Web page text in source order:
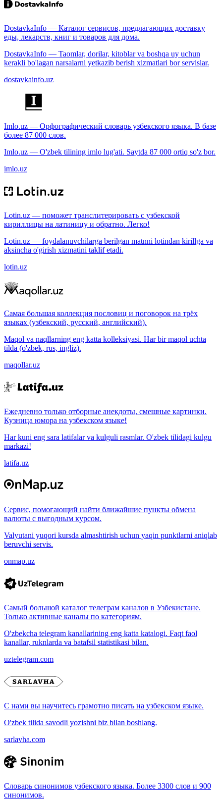
DostavkaInfo — Каталог сервисов, предлагающих доставку
еды, лекарств, книг и товаров для дома.
DostavkaInfo — Taomlar, dorilar, kitoblar va boshqa uy uchun
kerakli bo'lagan narsalarni yetkazib berish xizmatlari bor servislar.
dostavkainfo.uz
Imlo.uz — Орфографический словарь узбекского языка. В базе
более 87 000 слов.
Imlo.uz — O'zbek tilining imlo lug'ati. Saytda 87 000 ortiq so'z bor.
imlo.uz
Lotin.uz — поможет транслитерировать с узбекской
кириллицы на латиницу и обратно. Легко!
Lotin.uz — foydalanuvchilarga berilgan matnni lotindan kirillga va
aksincha o'girish xizmatini taklif etadi.
lotin.uz
Самая большая коллекция пословиц и поговорок на трёх
языках (узбекский, русский, английский).
Maqol va naqllarning eng katta kolleksiyasi. Har bir maqol uchta
tilda (o'zbek, rus, ingliz).
maqollar.uz
Ежедневно только отборные анекдоты, смешные картинки.
Кузница юмора на узбекском языке!
Har kuni eng sara latifalar va kulguli rasmlar. O'zbek tilidagi kulgu
markazi!
latifa.uz
Сервис, помогающий найти ближайшие пункты обмена
валюты с выгодным курсом.
Valyutani yuqori kursda almashtirish uchun yaqin punktlarni aniqlab
beruvchi servis.
onmap.uz
Самый большой каталог телеграм каналов в Узбекистане.
Только активные каналы по категориям.
O'zbekcha telegram kanallarining eng katta katalogi. Faqt faol
kanallar, ruknlarda va batafsil statistikasi bilan.
uztelegram.com
С нами вы научитесь грамотно писать на узбекском языке.
O'zbek tilida savodli yozishni biz bilan boshlang.
sarlavha.com
Словарь синонимов узбекского языка. Более 3300 слов и 900
синонимов.